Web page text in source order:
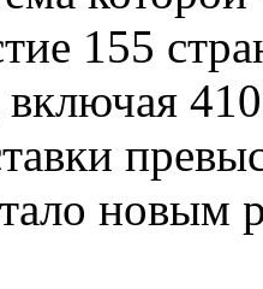
155
включая
новым